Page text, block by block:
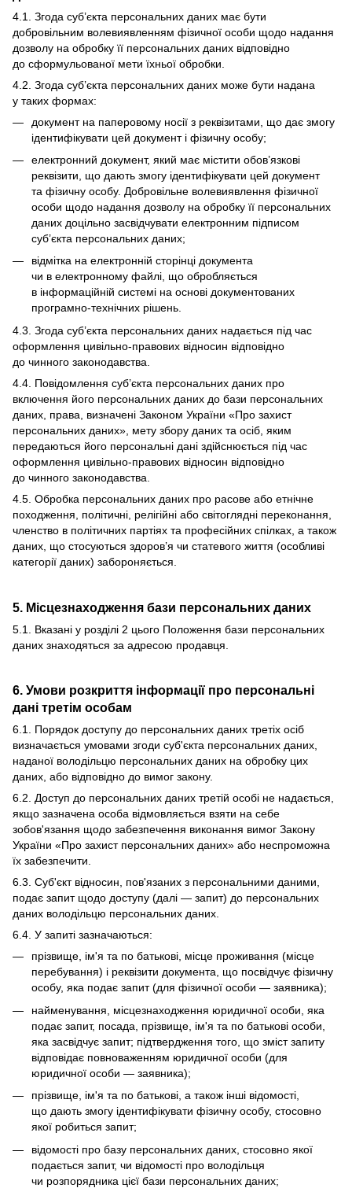
4.1. Згода суб’єкта персональних даних має бути
добровільним волевиявленням фізичної особи щодо надання
дозволу на обробку її персональних даних відповідно
до сформульованої мети їхньої обробки.
4.2. Згода суб’єкта персональних даних може бути надана
у таких формах:
документ на паперовому носії з реквізитами, що дає змогу
ідентифікувати цей документ і фізичну особу;
електронний документ, який має містити обов’язкові
реквізити, що дають змогу ідентифікувати цей документ
та фізичну особу. Добровільне волевиявлення фізичної
особи щодо надання дозволу на обробку її персональних
даних доцільно засвідчувати електронним підписом
суб’єкта персональних даних;
відмітка на електронній сторінці документа
чи в електронному файлі, що обробляється
в інформаційній системі на основі документованих
програмно-технічних рішень.
4.3. Згода суб’єкта персональних даних надається під час
оформлення цивільно-правових відносин відповідно
до чинного законодавства.
4.4. Повідомлення суб’єкта персональних даних про
включення його персональних даних до бази персональних
даних, права, визначені Законом України «Про захист
персональних даних», мету збору даних та осіб, яким
передаються його персональні дані здійснюється під час
оформлення цивільно-правових відносин відповідно
до чинного законодавства.
4.5. Обробка персональних даних про расове або етнічне
походження, політичні, релігійні або світоглядні переконання,
членство в політичних партіях та професійних спілках, а також
даних, що стосуються здоров’я чи статевого життя (особливі
категорії даних) забороняється.
5. Місцезнаходження бази персональних даних
5.1. Вказані у розділі 2 цього Положення бази персональних
даних знаходяться за адресою продавця.
6. Умови розкриття інформації про персональні
дані третім особам
6.1. Порядок доступу до персональних даних третіх осіб
визначається умовами згоди суб'єкта персональних даних,
наданої володільцю персональних даних на обробку цих
даних, або відповідно до вимог закону.
6.2. Доступ до персональних даних третій особі не надається,
якщо зазначена особа відмовляється взяти на себе
зобов'язання щодо забезпечення виконання вимог Закону
України «Про захист персональних даних» або неспроможна
їх забезпечити.
6.3. Суб'єкт відносин, пов'язаних з персональними даними,
подає запит щодо доступу (далі — запит) до персональних
даних володільцю персональних даних.
6.4. У запиті зазначаються:
прізвище, ім'я та по батькові, місце проживання (місце
перебування) і реквізити документа, що посвідчує фізичну
особу, яка подає запит (для фізичної особи — заявника);
найменування, місцезнаходження юридичної особи, яка
подає запит, посада, прізвище, ім'я та по батькові особи,
яка засвідчує запит; підтвердження того, що зміст запиту
відповідає повноваженням юридичної особи (для
юридичної особи — заявника);
прізвище, ім'я та по батькові, а також інші відомості,
що дають змогу ідентифікувати фізичну особу, стосовно
якої робиться запит;
відомості про базу персональних даних, стосовно якої
подається запит, чи відомості про володільця
чи розпорядника цієї бази персональних даних;